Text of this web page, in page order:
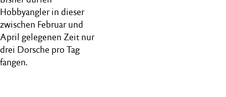
Hobbyangler in dieser
zwischen Februar und
April gelegenen Zeit nur
drei Dorsche pro Tag
fangen.